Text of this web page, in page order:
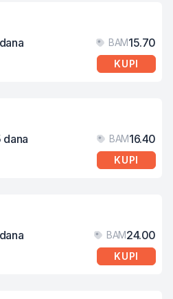
BAM15.70
KUPI
dana BAM16.40
KUPI
BAM24.00
KUPI